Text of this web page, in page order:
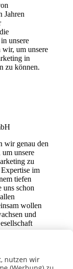
Jahren
unsere
wir, um unsere
in
zu können.
genau den
um unsere
zu
im
tiefen
uns schon
wollen
und